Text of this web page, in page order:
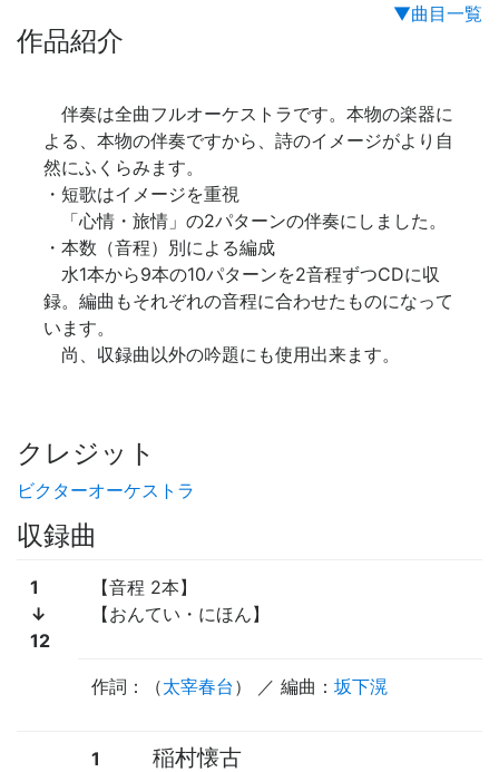
▼曲目一覧
作品紹介
伴奏は全曲フルオーケストラです。本物の楽器に
よる、本物の伴奏ですから、詩のイメージがより自
然にふくらみます。
・短歌はイメージを重視
「心情・旅情」の2パターンの伴奏にしました。
・本数（音程）別による編成
水1本から9本の10パターンを2音程ずつCDに収
録。編曲もそれぞれの音程に合わせたものになって
います。
尚、収録曲以外の吟題にも使用出来ます。
クレジット
ビクターオーケストラ
収録曲
1
↓
12
【音程 2本】
【おんてい・にほん】
作詞：（太宰春台 ） ／ 編曲： 坂下滉
1 稲村懐古